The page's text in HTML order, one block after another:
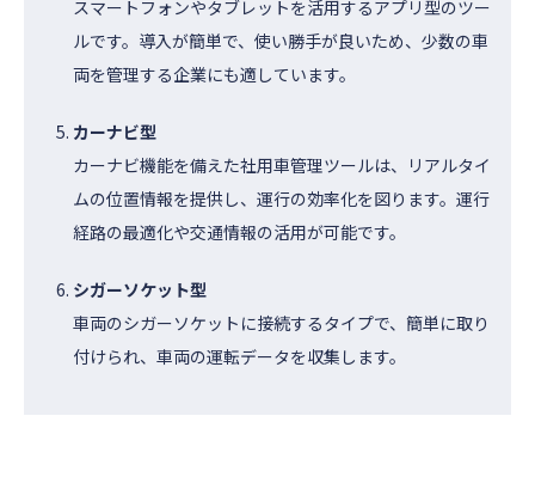
スマートフォンやタブレットを活用するアプリ型のツー
ルです。導入が簡単で、使い勝手が良いため、少数の車
両を管理する企業にも適しています。
カーナビ型
カーナビ機能を備えた社用車管理ツールは、リアルタイ
ムの位置情報を提供し、運行の効率化を図ります。運行
経路の最適化や交通情報の活用が可能です。
シガーソケット型
車両のシガーソケットに接続するタイプで、簡単に取り
付けられ、車両の運転データを収集します。